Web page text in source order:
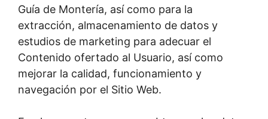
Guía de Montería, así como para la
extracción, almacenamiento de datos y
estudios de marketing para adecuar el
Contenido ofertado al Usuario, así como
mejorar la calidad, funcionamiento y
navegación por el Sitio Web.